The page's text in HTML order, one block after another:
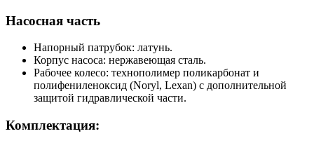
Насосная часть
Напорный патрубок: латунь.
Корпус насоса: нержавеющая сталь.
Рабочее колесо: технополимер поликарбонат и
полифениленоксид (Noryl, Lexan) с дополнительной
защитой гидравлической части.
Комплектация: